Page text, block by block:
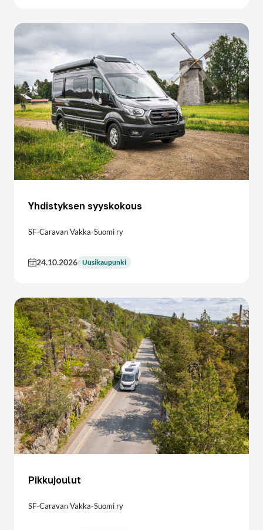
Yhdistyksen syyskokous
SF-Caravan Vakka-Suomi ry
24.10.2026 Uusikaupunki
Pikkujoulut
SF-Caravan Vakka-Suomi ry